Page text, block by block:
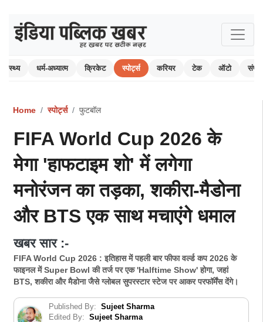
स्वास्थ्य धर्म-अध्यात्म क्रिकेट स्पोर्ट्स करियर टेक ऑटो
Home स्पोर्ट्स फुटबॉल
FIFA World Cup 2026 के
मेगा 'हाफटाइम शो' में लगेगा
मनोरंजन का तड़का, शकीरा-मैडोना
और BTS एक साथ मचाएंगे धमाल
खबर सार :-
FIFA World Cup 2026 : इतिहास में पहली बार फीफा वर्ल्ड कप 2026 के
फाइनल में Super Bowl की तर्ज पर एक 'Halftime Show' होगा, जहां
BTS, शकीरा और मैडोना जैसे ग्लोबल सुपरस्टार स्टेज पर आकर परफॉर्मेंस देंगे।
Published By: Sujeet Sharma
Edited By: Sujeet Sharma